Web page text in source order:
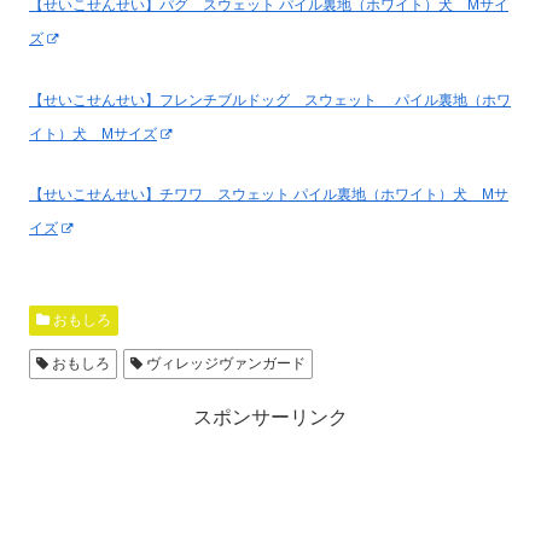
【せいこせんせい】パグ スウェット パイル裏地（ホワイト）犬 Mサイ
ズ
【せいこせんせい】フレンチブルドッグ スウェット パイル裏地（ホワ
イト）犬 Mサイズ
【せいこせんせい】チワワ スウェット パイル裏地（ホワイト）犬 Mサ
イズ
おもしろ
おもしろ ヴィレッジヴァンガード
スポンサーリンク